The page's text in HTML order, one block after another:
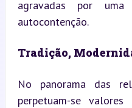
agravadas por
autocontenção.
Tradição,
No panorama das
perpetuam-se